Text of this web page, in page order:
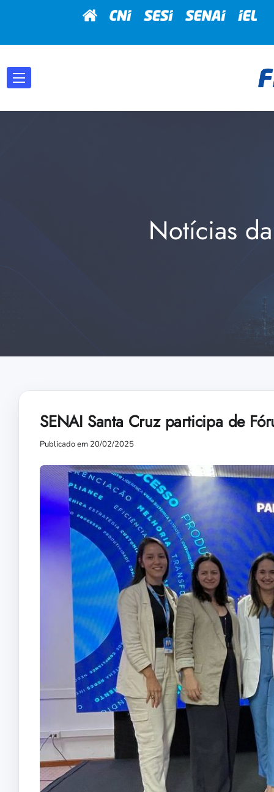
Notícias
SENAI Santa Cruz participa de
Publicado em 20/02/2025